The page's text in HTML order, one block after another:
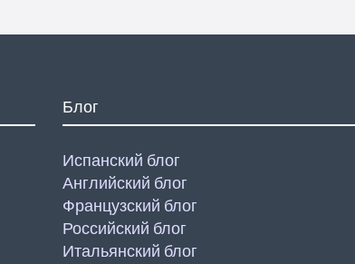
Блог
Испанский блог
Английский блог
Французский блог
Российский блог
Итальянский блог